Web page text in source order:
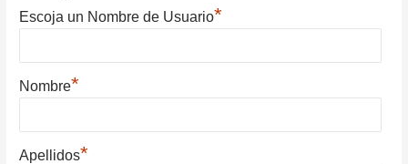
Escoja un Nombre de Usuario*
Nombre*
Apellidos*